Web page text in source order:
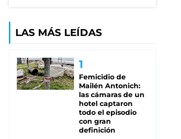
LAS MÁS LEÍDAS
Femicidio de
Mailén Antonich:
las cámaras de un
hotel captaron
todo el episodio
con gran
definición